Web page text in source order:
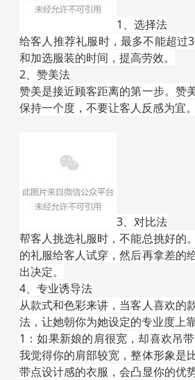
1、选择法
给客人推荐礼服时，最多不能超过
和加选服装的时间，提高劳效。
2、赞美法
赞美是接近顾客距离的第一步。赞
保持一个度，不要让客人反感为宜。
3、对比法
帮客人挑选礼服时，不能总挑好的
的礼服给客人试穿，然后再拿差的
出决定。
4、专业诱导法
从款式和色彩来讲，当客人喜欢的
法，让她朝你为她设定的专业度上靠
1：如果新娘的肩很宽，却喜欢吊
我觉得你的肩部较宽，整体形象是
带点设计感的衣服，会凸显你的优